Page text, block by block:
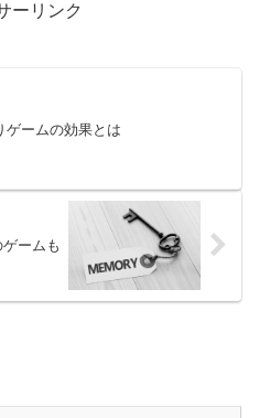
ーリンク
ゲームの効果とは
ームも